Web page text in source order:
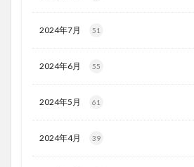
2024年7月 51
2024年6月 55
2024年5月 61
2024年4月 39